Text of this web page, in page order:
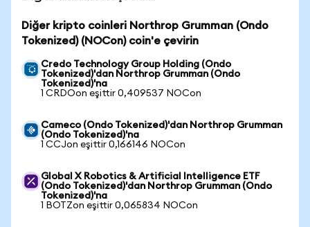
Diğer kripto coinleri Northrop Grumman (Ondo
Tokenized) (NOCon) coin'e çevirin
Credo Technology Group Holding (Ondo
Tokenized)'dan Northrop Grumman (Ondo
Tokenized)'na
1 CRDOon eşittir 0,409537 NOCon
Cameco (Ondo Tokenized)'dan Northrop Grumman
(Ondo Tokenized)'na
1 CCJon eşittir 0,166146 NOCon
Global X Robotics & Artificial Intelligence ETF
(Ondo Tokenized)'dan Northrop Grumman (Ondo
Tokenized)'na
1 BOTZon eşittir 0,065834 NOCon